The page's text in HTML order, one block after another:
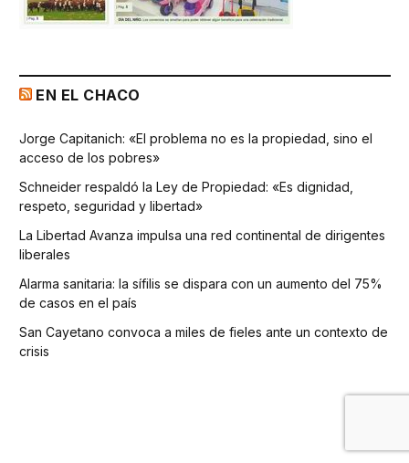
EN EL CHACO
Jorge Capitanich: «El problema no es la propiedad, sino el
acceso de los pobres»
Schneider respaldó la Ley de Propiedad: «Es dignidad,
respeto, seguridad y libertad»
La Libertad Avanza impulsa una red continental de dirigentes
liberales
Alarma sanitaria: la sífilis se dispara con un aumento del 75%
de casos en el país
San Cayetano convoca a miles de fieles ante un contexto de
crisis